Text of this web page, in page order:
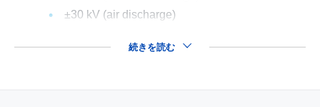
±30 kV (air discharge)
続きを読む